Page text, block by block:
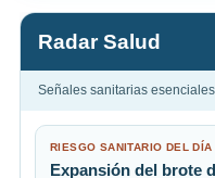
Radar Salud
Señales sanitarias
RIESGO SANITARIO DEL DÍA
Expansión del brote